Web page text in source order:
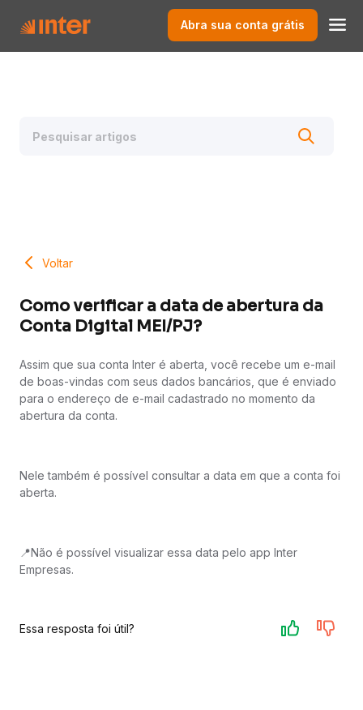
Abra sua conta grátis
Voltar
Como verificar a data de abertura da
Conta Digital MEI/PJ?
Assim que sua conta Inter é aberta, você recebe um e-mail
de boas-vindas com seus dados bancários, que é enviado
para o endereço de e-mail cadastrado no momento da
abertura da conta.
Nele também é possível consultar a data em que a conta foi
aberta.
📍Não é possível visualizar essa data pelo app Inter
Empresas.
Essa resposta foi útil?